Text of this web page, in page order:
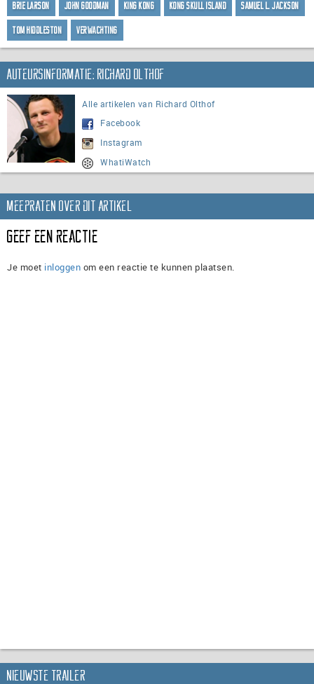
Brie Larson John Goodman King Kong Kong Skull Island Samuel L. Jackson
Tom Hiddleston Verwachting
Auteursinformatie: Richard Olthof
Alle artikelen van Richard Olthof
Facebook
Instagram
WhatiWatch
Meepraten over dit artikel
Geef een reactie
Je moet inloggen om een reactie te kunnen plaatsen.
Nieuwste trailer